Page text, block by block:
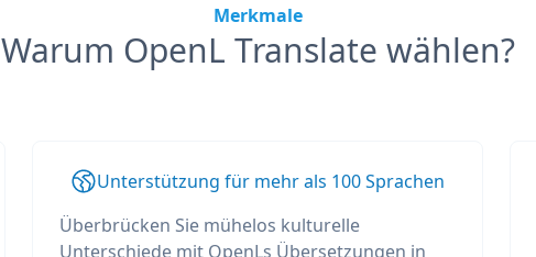
Merkmale
Warum OpenL Translate wählen?
Unterstützung für mehr als 100 Sprachen
Überbrücken Sie mühelos kulturelle
Unterschiede mit OpenLs Übersetzungen in